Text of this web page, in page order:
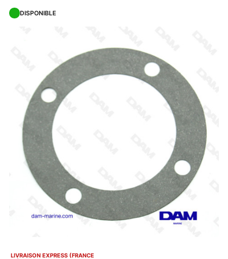
DISPONIBLE
LIVRAISON EXPRESS (FRANCE